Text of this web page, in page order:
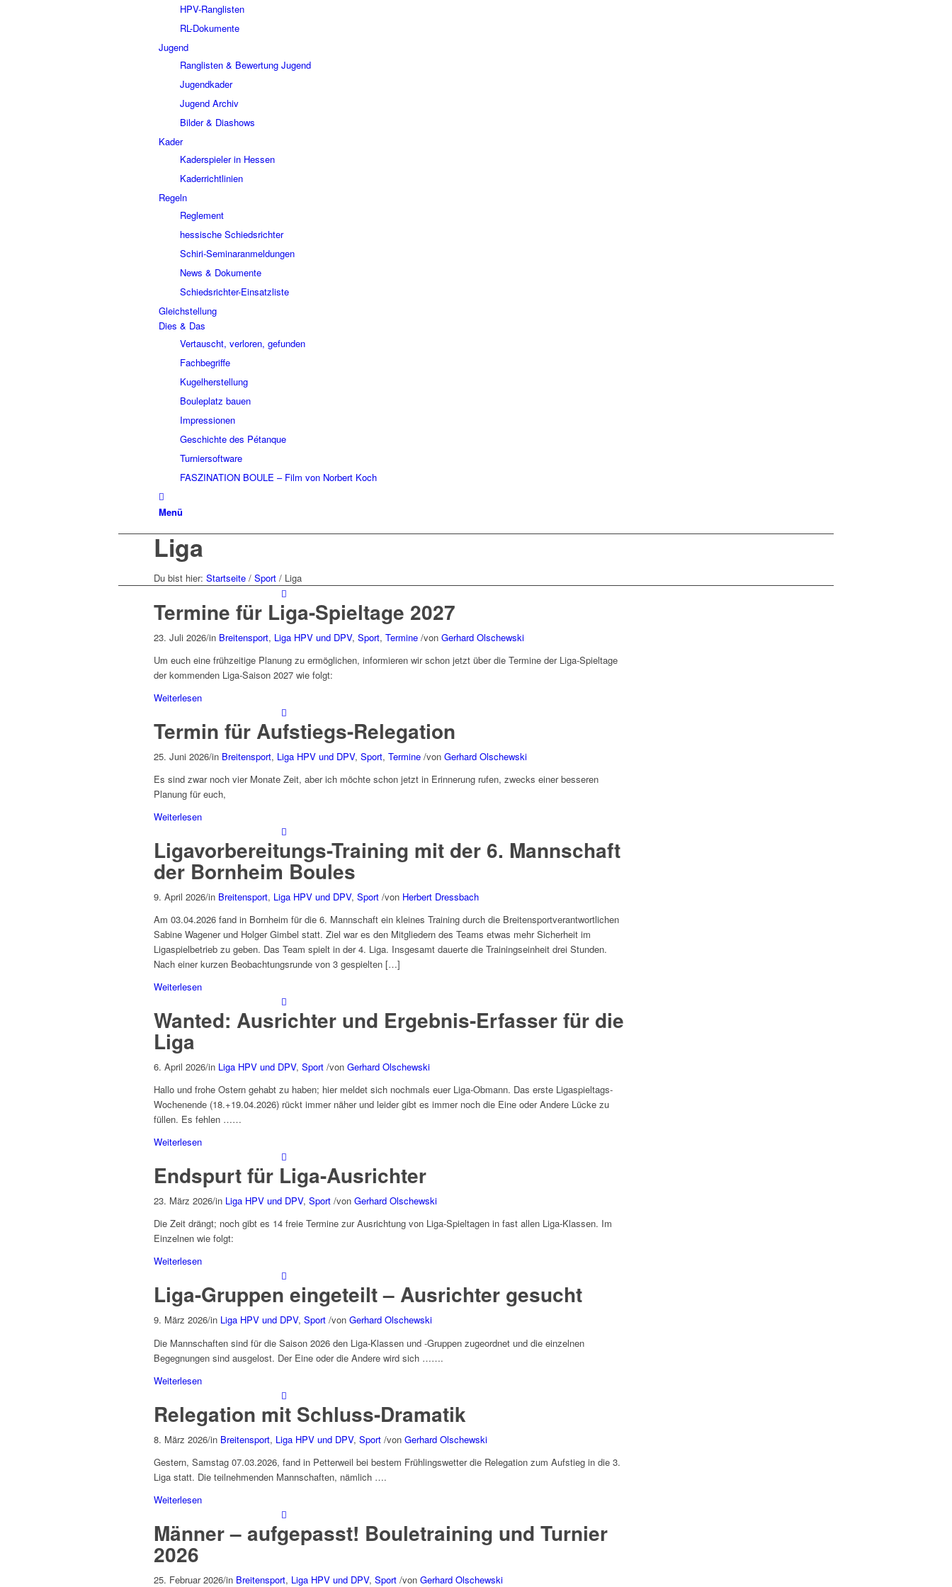
HPV-Ranglisten
RL-Dokumente
Jugend
Ranglisten & Bewertung Jugend
Jugendkader
Jugend Archiv
Bilder & Diashows
Kader
Kaderspieler in Hessen
Kaderrichtlinien
Regeln
Reglement
hessische Schiedsrichter
Schiri-Seminaranmeldungen
News & Dokumente
Schiedsrichter-Einsatzliste
Gleichstellung
Dies & Das
Vertauscht, verloren, gefunden
Fachbegriffe
Kugelherstellung
Bouleplatz bauen
Impressionen
Geschichte des Pétanque
Turniersoftware
FASZINATION BOULE – Film von Norbert Koch
Menü
Liga
Du bist hier: Startseite / Sport / Liga
Termine für Liga-Spieltage 2027
23. Juli 2026/in Breitensport, Liga HPV und DPV, Sport, Termine /von Gerhard Olschewski
Um euch eine frühzeitige Planung zu ermöglichen, informieren wir schon jetzt über die Termine der Liga-Spieltage
der kommenden Liga-Saison 2027 wie folgt:
Weiterlesen
Termin für Aufstiegs-Relegation
25. Juni 2026/in Breitensport, Liga HPV und DPV, Sport, Termine /von Gerhard Olschewski
Es sind zwar noch vier Monate Zeit, aber ich möchte schon jetzt in Erinnerung rufen, zwecks einer besseren
Planung für euch,
Weiterlesen
Ligavorbereitungs-Training mit der 6. Mannschaft
der Bornheim Boules
9. April 2026/in Breitensport, Liga HPV und DPV, Sport /von Herbert Dressbach
Am 03.04.2026 fand in Bornheim für die 6. Mannschaft ein kleines Training durch die Breitensportverantwortlichen
Sabine Wagener und Holger Gimbel statt. Ziel war es den Mitgliedern des Teams etwas mehr Sicherheit im
Ligaspielbetrieb zu geben. Das Team spielt in der 4. Liga. Insgesamt dauerte die Trainingseinheit drei Stunden.
Nach einer kurzen Beobachtungsrunde von 3 gespielten […]
Weiterlesen
Wanted: Ausrichter und Ergebnis-Erfasser für die
Liga
6. April 2026/in Liga HPV und DPV, Sport /von Gerhard Olschewski
Hallo und frohe Ostern gehabt zu haben; hier meldet sich nochmals euer Liga-Obmann. Das erste Ligaspieltags-
Wochenende (18.+19.04.2026) rückt immer näher und leider gibt es immer noch die Eine oder Andere Lücke zu
füllen. Es fehlen ……
Weiterlesen
Endspurt für Liga-Ausrichter
23. März 2026/in Liga HPV und DPV, Sport /von Gerhard Olschewski
Die Zeit drängt; noch gibt es 14 freie Termine zur Ausrichtung von Liga-Spieltagen in fast allen Liga-Klassen. Im
Einzelnen wie folgt:
Weiterlesen
Liga-Gruppen eingeteilt – Ausrichter gesucht
9. März 2026/in Liga HPV und DPV, Sport /von Gerhard Olschewski
Die Mannschaften sind für die Saison 2026 den Liga-Klassen und -Gruppen zugeordnet und die einzelnen
Begegnungen sind ausgelost. Der Eine oder die Andere wird sich …….
Weiterlesen
Relegation mit Schluss-Dramatik
8. März 2026/in Breitensport, Liga HPV und DPV, Sport /von Gerhard Olschewski
Gestern, Samstag 07.03.2026, fand in Petterweil bei bestem Frühlingswetter die Relegation zum Aufstieg in die 3.
Liga statt. Die teilnehmenden Mannschaften, nämlich ….
Weiterlesen
Männer – aufgepasst! Bouletraining und Turnier
2026
25. Februar 2026/in Breitensport, Liga HPV und DPV, Sport /von Gerhard Olschewski